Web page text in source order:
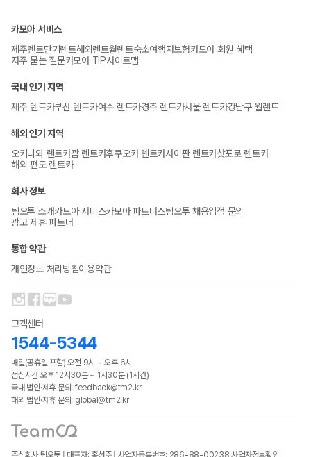
카모아 서비스
제주렌트단기렌트해외렌트월렌트숙소여행자보험카모아 회원 혜택
자주 묻는 질문카모아 TIP사이트맵
국내 인기 지역
제주 렌트카부산 렌트카여수 렌트카경주 렌트카서울 렌트카강남구 월렌트
해외 인기 지역
오키나와 렌트카괌 렌트카후쿠오카 렌트카사이판 렌트카삿포로 렌트카
해외 편도 렌트카
회사 정보
팀오투 소개카모아 서비스카모아 파트너스팀오투 채용입점 문의
광고 제휴 파트너
통합 약관
개인정보 처리방침이용약관
고객센터
1544-5344
매일(공휴일 포함) 오전 9시 ~ 오후 6시
점심시간 오후 12시30분 ~ 1시30분 (1시간)
국내 법인·제휴 문의: feedback@tm2.kr
해외 법인·제휴 문의: global@tm2.kr
주식회사 팀오투 | 대표자: 홍성주 | 사업자등록번호: 286-88-00238 사업자정보확인